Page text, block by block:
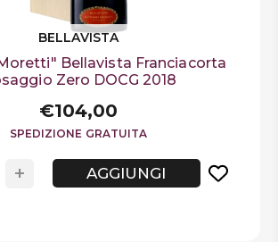
BELLAVISTA
Bellavista Franciacorta
Zero DOCG 2018
€104,00
SPEDIZIONE GRATUITA
+ AGGIUNGI